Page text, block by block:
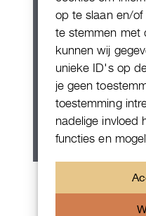
op te slaan en/
te stemmen met
kunnen wij
unieke ID's op
je geen
toestemming
nadelige invloed
functies en
Patek